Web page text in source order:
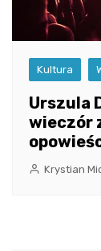
Kultura
Urszula
wieczór
Krystian